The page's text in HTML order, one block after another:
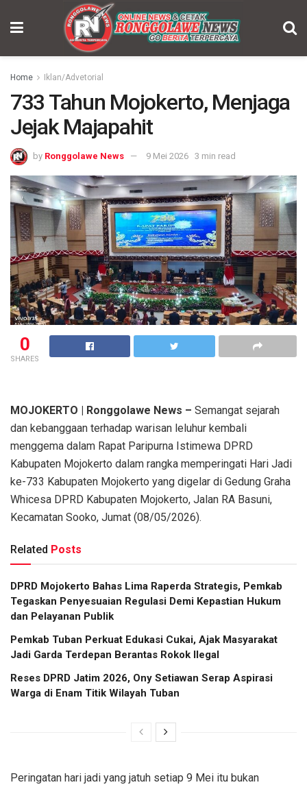
Home Iklan/Advetorial
733 Tahun Mojokerto, Menjaga
Jejak Majapahit
by Ronggolawe News 9 Mei 2026 3 min read
0
SHARES
MOJOKERTO | Ronggolawe News – Semangat sejarah
dan kebanggaan terhadap warisan leluhur kembali
menggema dalam Rapat Paripurna Istimewa DPRD
Kabupaten Mojokerto dalam rangka memperingati Hari Jadi
ke-733 Kabupaten Mojokerto yang digelar di Gedung Graha
Whicesa DPRD Kabupaten Mojokerto, Jalan RA Basuni,
Kecamatan Sooko, Jumat (08/05/2026).
Related Posts
DPRD Mojokerto Bahas Lima Raperda Strategis, Pemkab
Tegaskan Penyesuaian Regulasi Demi Kepastian Hukum
dan Pelayanan Publik
Pemkab Tuban Perkuat Edukasi Cukai, Ajak Masyarakat
Jadi Garda Terdepan Berantas Rokok Ilegal
Reses DPRD Jatim 2026, Ony Setiawan Serap Aspirasi
Warga di Enam Titik Wilayah Tuban
Peringatan hari jadi yang jatuh setiap 9 Mei itu bukan